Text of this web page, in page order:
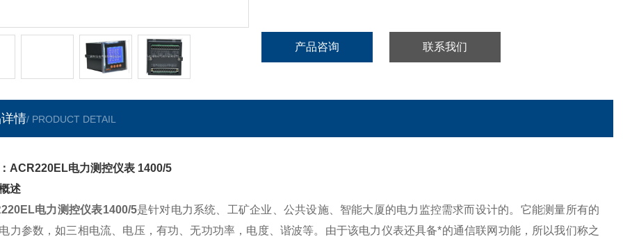
产品咨询 联系我们
情/ PRODUCT DETAIL
ACR220EL电力测控仪表 1400/5
述
电力测控仪表1400/5是针对电力系统、工矿企业、公共设施、智能大厦的电力监控需求而设计的。它能测量所有的
力参数，如三相电流、电压，有功、无功功率，电度、谐波等。由于该电力仪表还具备*的通信联网功能，所以我们称之